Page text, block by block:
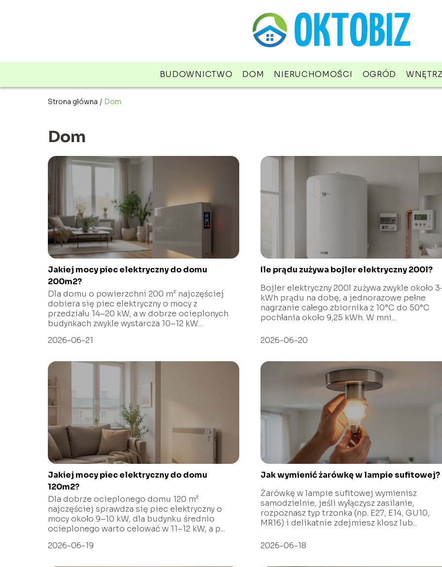
BUDOWNICTWO DOM NIERUCHOMOŚCI OGRÓD
Strona główna / Dom
Dom
Jakiej mocy piec elektryczny do domu
200m2?
Dla domu o powierzchni 200 m² najczęściej
dobiera się piec elektryczny o mocy z
przedziału 14–20 kW, a w dobrze ocieplonych
budynkach zwykle wystarcza 10–12 kW...
2026-06-21
Ile prądu zużywa bojler elektryczny 200l?
Bojler elektryczny 200l zużywa zwykle około
kWh prądu na dobę, a jednorazowe pełne
nagrzanie całego zbiornika z 10°C do 50°C
pochłania około 9,25 kWh. W mni...
2026-06-20
Jakiej mocy piec elektryczny do domu
120m2?
Dla dobrze ocieplonego domu 120 m²
najczęściej sprawdza się piec elektryczny o
mocy około 9–10 kW, dla budynku średnio
ocieplonego warto celować w 11–12 kW, a p...
2026-06-19
Jak wymienić żarówkę w lampie sufitowej?
Żarówkę w lampie sufitowej wymienisz
samodzielnie, jeśli wyłączysz zasilanie,
rozpoznasz typ trzonka (np. E27, E14, GU10,
MR16) i delikatnie zdejmiesz klosz lub...
2026-06-18